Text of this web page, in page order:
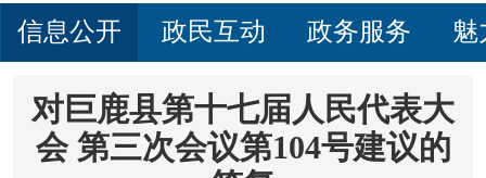
信息公开 政民互动 政务服务 魅
对巨鹿县第十七届人民代表大
会 第三次会议第104号建议的